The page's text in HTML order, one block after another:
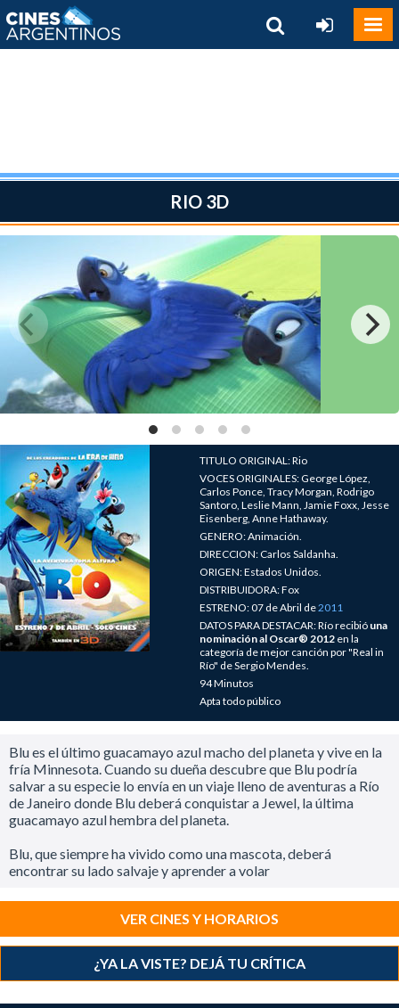
RIO 3D
TITULO ORIGINAL: Rio
VOCES ORIGINALES: George López,
Carlos Ponce, Tracy Morgan, Rodrigo
Santoro, Leslie Mann, Jamie Foxx, Jesse
Eisenberg, Anne Hathaway.
GENERO: Animación.
DIRECCION: Carlos Saldanha.
ORIGEN: Estados Unidos.
DISTRIBUIDORA: Fox
ESTRENO: 07 de Abril de2011
DATOS PARA DESTACAR: Río recibió una
nominación al Oscar® 2012 en la
categoría de mejor canción por "Real in
Río" de Sergio Mendes.
94 Minutos
Apta todo público
Blu es el último guacamayo azul macho del planeta y vive en la
fría Minnesota. Cuando su dueña descubre que Blu podría
salvar a su especie lo envía en un viaje lleno de aventuras a Río
de Janeiro donde Blu deberá conquistar a Jewel, la última
guacamayo azul hembra del planeta.
Blu, que siempre ha vivido como una mascota, deberá
encontrar su lado salvaje y aprender a volar
VER CINES Y HORARIOS
¿YA LA VISTE? DEJÁ TU CRÍTICA